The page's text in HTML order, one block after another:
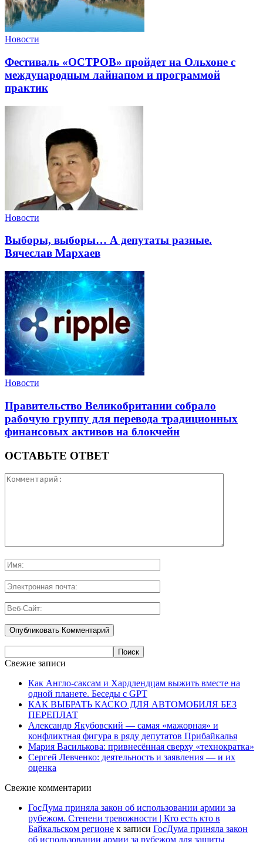
Новости
Фестиваль «ОСТРОВ» пройдет на Ольхоне с
международным лайнапом и программой
практик
Новости
Выборы, выборы… А депутаты разные.
Вячеслав Мархаев
Новости
Правительство Великобритании собрало
рабочую группу для перевода традиционных
финансовых активов на блокчейн
ОСТАВЬТЕ ОТВЕТ
Свежие записи
Как Англо-саксам и Хардлендцам выжить вместе на
одной планете. Беседы с GPT
КАК ВЫБРАТЬ КАСКО ДЛЯ АВТОМОБИЛЯ БЕЗ
ПЕРЕПЛАТ
Александр Якубовский — самая «мажорная» и
конфликтная фигура в ряду депутатов Прибайкалья
Мария Василькова: привнесённая сверху «технократка»
Сергей Левченко: деятельность и заявления — и их
оценка
Свежие комментарии
ГосДума приняла закон об использовании армии за
рубежом. Степени тревожности | Кто есть кто в
Байкальском регионе к записи ГосДума приняла закон
об использовании армии за рубежом для защиты